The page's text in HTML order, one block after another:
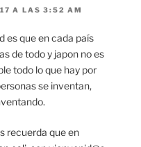
A LAS 3:52 AM
es que en cada país
de todo y japon no es
todo lo que hay por
se inventan,
recuerda que en